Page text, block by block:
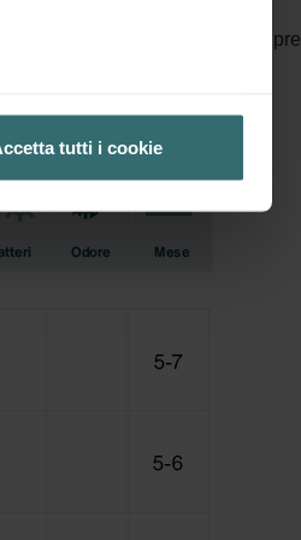
tutti i cookie
è la classificazione usata in